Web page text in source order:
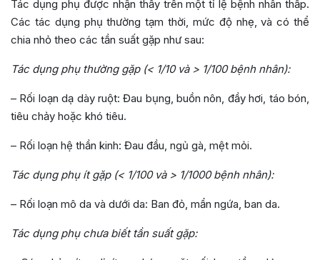
Tác dụng phụ được nhận thấy trên một tỉ lệ bệnh nhân thấp.
Các tác dụng phụ thường tạm thời, mức độ nhẹ, và có thể
chia nhỏ theo các tần suất gặp như sau:
Tác dụng phụ thường gặp (< 1/10 và > 1/100 bệnh nhân):
– Rối loạn dạ dày ruột: Đau bụng, buồn nôn, đầy hơi, táo bón,
tiêu chảy hoặc khó tiêu.
– Rối loạn hệ thần kinh: Đau đầu, ngủ gà, mệt mỏi.
Tác dụng phụ ít gặp (< 1/100 và > 1/1000 bệnh nhân):
– Rối loạn mô da và dưới da: Ban đỏ, mẩn ngứa, ban da.
Tác dụng phụ chưa biết tần suất gặp: